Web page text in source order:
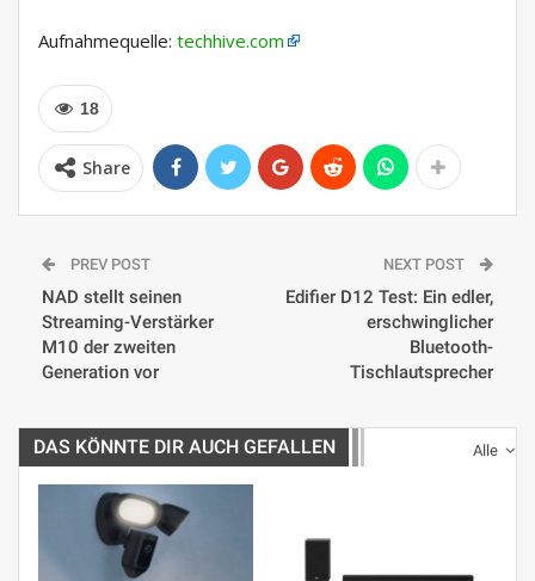
Aufnahmequelle: techhive.com
18
Share
PREV POST
NAD stellt seinen
Streaming-Verstärker
M10 der zweiten
Generation vor
NEXT POST
Edifier D12 Test: Ein edler,
erschwinglicher
Bluetooth-
Tischlautsprecher
Alle
DAS KÖNNTE DIR AUCH GEFALLEN